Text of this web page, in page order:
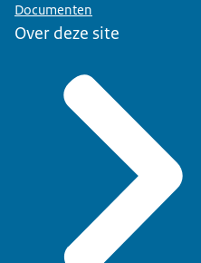
Documenten
Over deze site